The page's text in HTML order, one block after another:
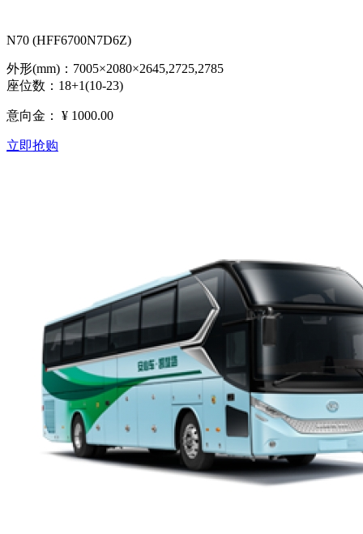
N70 (HFF6700N7D6Z)
外形(mm)：7005×2080×2645,2725,2785
座位数：18+1(10-23)
意向金： ¥ 1000.00
立即抢购